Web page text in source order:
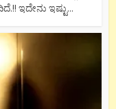
ಇದೇನು ಇಷ್ಟು...